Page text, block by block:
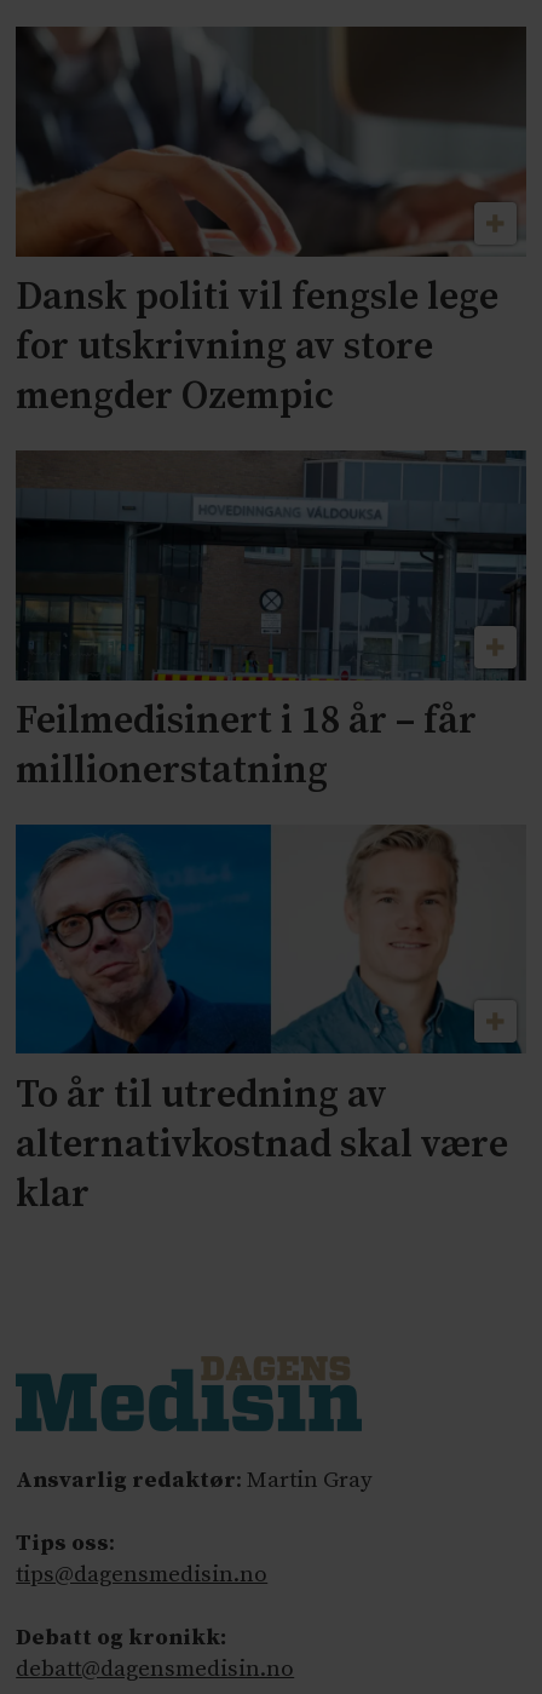
Dansk politi vil fengsle lege
for utskrivning av store
mengder Ozempic
Feilmedisinert i 18 år – får
millionerstatning
To år til utredning av
alternativkostnad skal være
klar
Ansvarlig redaktør: Martin Gray
Tips oss:
tips@dagensmedisin.no
Debatt og kronikk:
debatt@dagensmedisin.no